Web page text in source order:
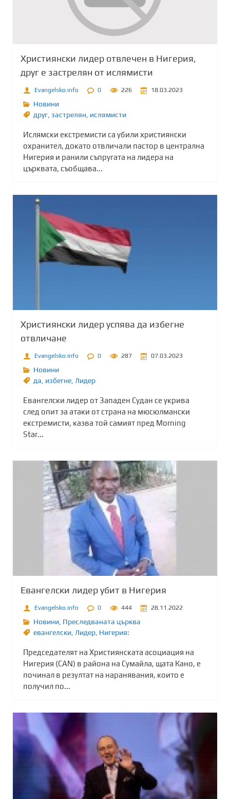
Християнски лидер отвлечен в Нигерия,
друг е застрелян от ислямисти
Evangelsko.info 0 226 18.03.2023
Новини
друг застрелян ислямисти
Ислямски екстремисти са убили християнски
охранител, докато отвличали пастор в централна
Нигерия и ранили съпругата на лидера на
църквата, съобщава...
Християнски лидер успява да избегне
отвличане
Evangelsko.info 0 287 07.03.2023
Новини
да избегне Лидер
Евангелски лидер от Западен Судан се укрива
след опит за атаки от страна на мюсюлмански
екстремисти, казва той самият пред Morning
Star...
Евангелски лидер убит в Нигерия
Evangelsko.info 0 444 28.11.2022
Новини Преследваната църква
евангелски Лидер Нигерия:
Председателят на Християнската асоциация на
Нигерия (CAN) в района на Сумайла, щата Кано, е
починал в резултат на наранявания, които е
получил по...